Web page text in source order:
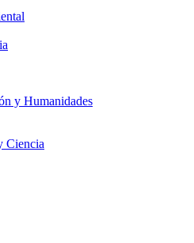
y Humanidades
Ciencia